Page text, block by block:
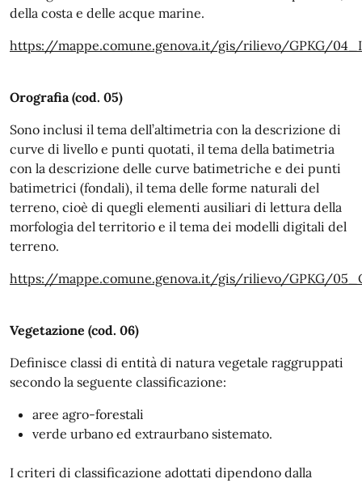
della costa e delle acque marine.
https://mappe.comune.genova.it/gis/rilievo/GPKG/
Orografia (cod. 05)
Sono inclusi il tema dell’altimetria con la descrizione di
curve di livello e punti quotati, il tema della batimetria
con la descrizione delle curve batimetriche e dei punti
batimetrici (fondali), il tema delle forme naturali del
terreno, cioè di quegli elementi ausiliari di lettura della
morfologia del territorio e il tema dei modelli digitali del
terreno.
https://mappe.comune.genova.it/gis/rilievo/GPKG/
Vegetazione (cod. 06)
Definisce classi di entità di natura vegetale raggruppati
secondo la seguente classificazione:
aree agro-forestali
verde urbano ed extraurbano sistemato.
I criteri di classificazione adottati dipendono dalla